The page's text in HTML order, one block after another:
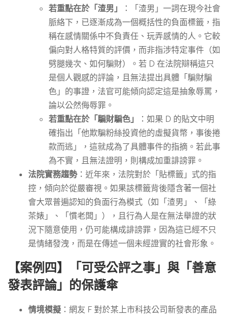
若重點在於「渣男」
：「渣男」一詞在現今社會
脈絡下，已逐漸成為一個概括性的負面標籤，指
稱在感情關係中不負責任、玩弄感情的人。它較
偏向對人格特質的評價，而非指涉特定事件（如
劈腿幾次、如何騙財）。若 D 在法院辯稱這只
是個人觀感的評論，且無法提出具體「騙財騙
色」的事證，法官可能傾向認定這是抽象辱罵，
論以公然侮辱罪。
若重點在於「騙財騙色」
：如果 D 的貼文中明
確指出「他欺騙粉絲投資他的虛擬貨幣，事後捲
款而逃」，這就成為了具體事件的指摘。若此事
為不實，且無法證明，則構成加重誹謗罪。
法院實務趨勢：近年來，法院對於「貼標籤」式的指
控，傾向於從嚴審視。如果該標籤背後隱含著一個社
會大眾普遍認知的負面行為模式（如「渣男」、「綠
茶婊」、「慣老闆」），且行為人是在無法舉證的狀
況下隨意使用，仍可能構成誹謗罪，因為這已經不只
是情緒發洩，而是在傳述一個未經證實的社會形象。
【案例四】「可受公評之事」與「善意
發表評論」的保護傘
情境模擬 ：網友 F 對於某上市科技公司新發表的產品